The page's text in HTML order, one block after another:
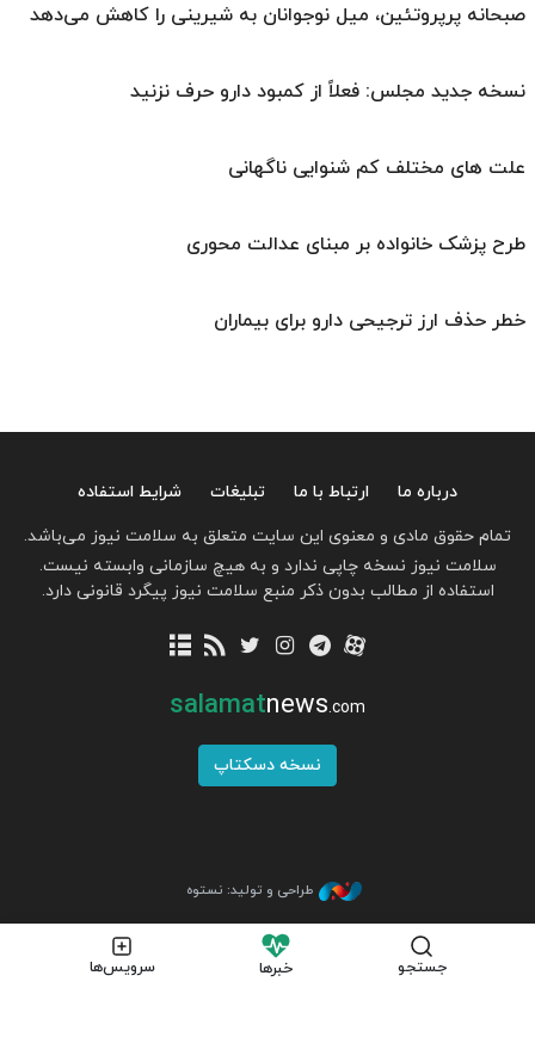
صبحانه پرپروتئین، میل نوجوانان به شیرینی را کاهش می‌دهد
نسخه جدید مجلس: فعلاً از کمبود دارو حرف نزنید
علت های مختلف کم شنوایی ناگهانی
طرح پزشک خانواده بر مبنای عدالت محوری
خطر حذف ارز ترجیحی دارو برای بیماران
جستجو خبرها سرویس‌ها
درباره ما ارتباط با ما تبلیغات
شرایط استفاده
تمام حقوق مادی و معنوی این سایت متعلق به سلامت نیوز می‌باشد.
سلامت نیوز نسخه چاپی ندارد و به هیچ سازمانی وابسته نیست.
استفاده از مطالب بدون ذکر منبع سلامت نیوز پیگرد قانونی دارد.
salamatnews.com
نسخه دسکتاپ
طراحی و تولید: نستوه